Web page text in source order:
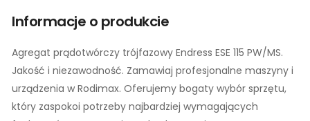
Informacje o produkcie
Agregat prądotwórczy trójfazowy Endress ESE 115 PW/MS.
Jakość i niezawodność. Zamawiaj profesjonalne maszyny i
urządzenia w Rodimax. Oferujemy bogaty wybór sprzętu,
który zaspokoi potrzeby najbardziej wymagających